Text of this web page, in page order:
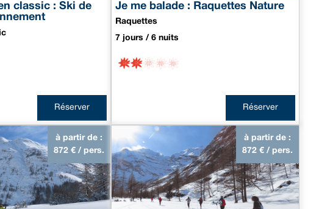
classic : Ski de
Réserver
Je me balade : Raquettes Nature
Raquettes
7 jours / 6 nuits
Réserver
à partir de :
872 € / pers.
à partir de :
872 € / pers.